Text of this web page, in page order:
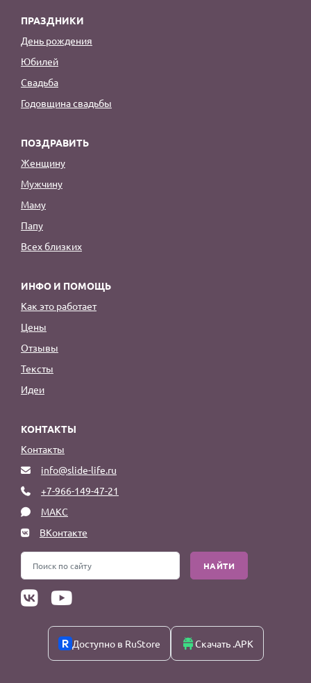
ПРАЗДНИКИ
День рождения
Юбилей
Свадьба
Годовщина свадьбы
ПОЗДРАВИТЬ
Женщину
Мужчину
Маму
Папу
Всех близких
ИНФО И ПОМОЩЬ
Как это работает
Цены
Отзывы
Тексты
Идеи
КОНТАКТЫ
Контакты
info@slide-life.ru
+7-966-149-47-21
МАКС
ВКонтакте
НАЙТИ
Доступно в RuStore Скачать .APK